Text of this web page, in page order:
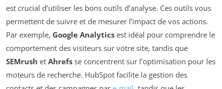
est crucial d’utiliser les bons outils d’analyse. Ces outils vous
permettent de suivre et de mesurer l’impact de vos actions.
Par exemple, Google Analytics est idéal pour comprendre le
comportement des visiteurs sur votre site, tandis que
SEMrush et Ahrefs se concentrent sur l’optimisation pour les
moteurs de recherche. HubSpot facilite la gestion des